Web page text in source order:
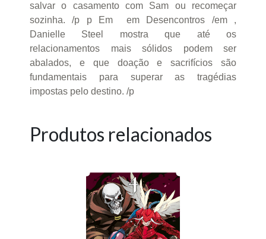
salvar o casamento com Sam ou recomeçar
sozinha. /p p Em em Desencontros /em ,
Danielle Steel mostra que até os
relacionamentos mais sólidos podem ser
abalados, e que doação e sacrifícios são
fundamentais para superar as tragédias
impostas pelo destino. /p
Produtos relacionados